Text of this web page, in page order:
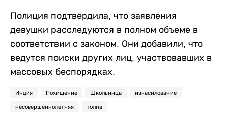
Полиция подтвердила, что заявления
девушки расследуются в полном объеме в
соответствии с законом. Они добавили, что
ведутся поиски других лиц, участвовавших в
массовых беспорядках.
Индия Похищение Школьница изнасилование
несовершеннолетняя толпа